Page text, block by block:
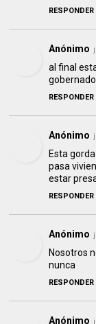
RESPONDER
Anónimo
al final
RESPONDER
Anónimo
Esta
pasa
estar
RESPONDER
Anónimo
Nosotros
nunca
RESPONDER
Anónimo